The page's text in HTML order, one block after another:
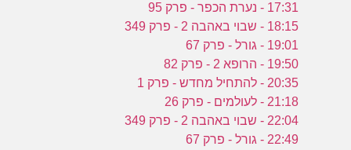
17:31 - נערת הכפר - פרק 95
18:15 - שבוי באהבה 2 - פרק 349
19:01 - גורל - פרק 67
19:50 - הרופא 2 - פרק 82
20:35 - להתחיל מחדש - פרק 1
21:18 - לעולמים - פרק 26
22:04 - שבוי באהבה 2 - פרק 349
22:49 - גורל - פרק 67